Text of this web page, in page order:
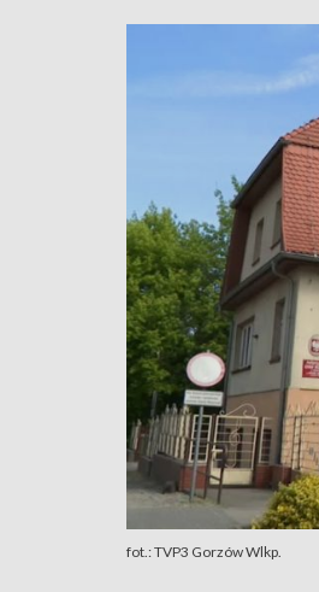
fot.: TVP3 Gorzów Wlkp.